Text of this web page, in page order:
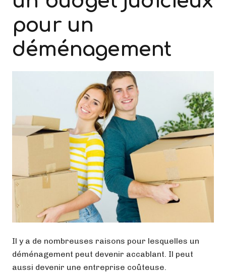
pour un
déménagement
Il y a de nombreuses raisons pour lesquelles un
déménagement peut devenir accablant. Il peut
aussi devenir une entreprise coûteuse.